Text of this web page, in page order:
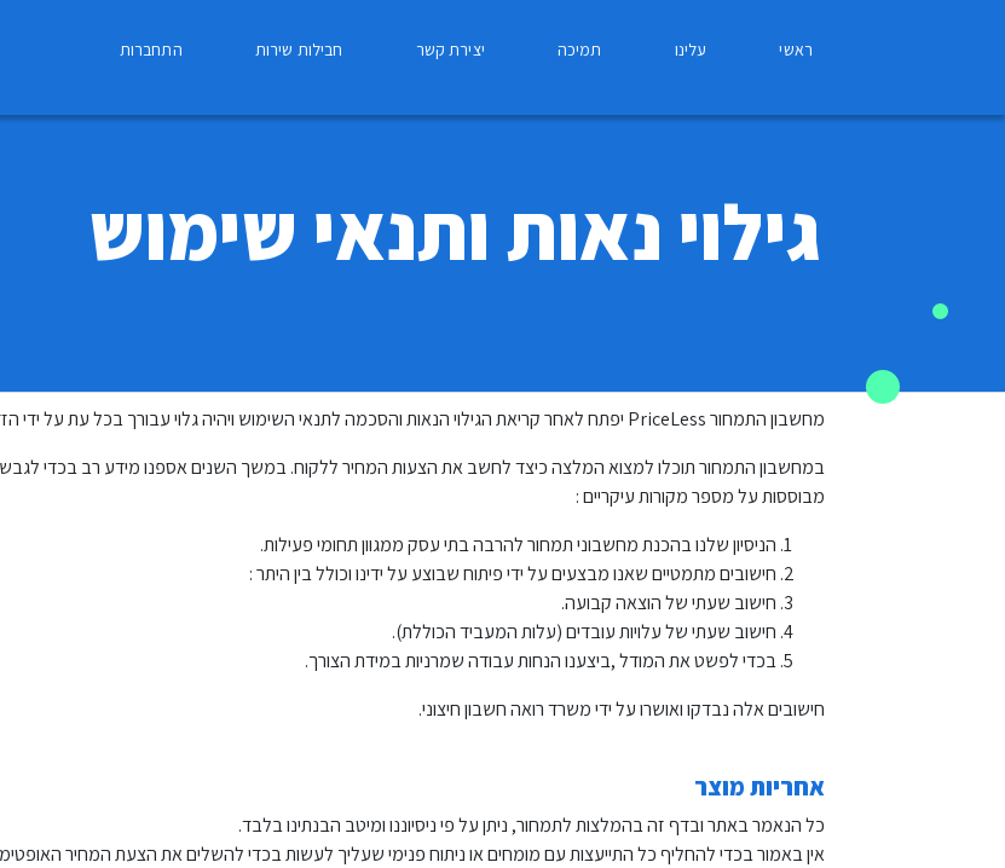
ראשי עלינו תמיכה יצירת קשר חבילות שירות התחברות
גילוי נאות ותנאי שימוש
מחשבון התמחור PriceLess יפתח לאחר קריאת הגילוי הנאות והסכמה לתנאי השימוש ויהיה גלוי עבורך בכל עת על ידי הזדהות עם שם משתמש וסיסמא באתר.
במחשבון התמחור תוכלו למצוא המלצה כיצד לחשב את הצעות המחיר ללקוח. במשך השנים אספנו מידע רב בכדי
מבוססות על מספר מקורות עיקריים :
הניסיון שלנו בהכנת מחשבוני תמחור להרבה בתי עסק ממגוון תחומי פעילות.
חישובים מתמטיים שאנו מבצעים על ידי פיתוח שבוצע על ידינו וכולל בין היתר :
חישוב שעתי של הוצאה קבועה.
חישוב שעתי של עלויות עובדים (עלות המעביד הכוללת).
בכדי לפשט את המודל ,ביצענו הנחות עבודה שמרניות במידת הצורך.
חישובים אלה נבדקו ואושרו על ידי משרד רואה חשבון חיצוני.
אחריות מוצר
כל הנאמר באתר ובדף זה בהמלצות לתמחור, ניתן על פי ניסיוננו ומיטב הבנתינו בלבד.
אין באמור בכדי להחליף כל התייעצות עם מומחים או ניתוח פנימי שעליך לעשות בכדי להשלים את הצעת המחיר